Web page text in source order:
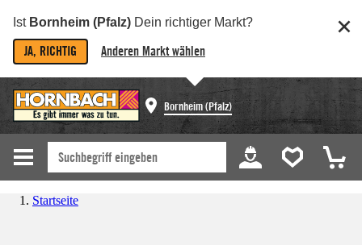
Ist Bornheim (Pfalz) Dein richtiger Markt?
JA, RICHTIG Anderen Markt wählen
Bornheim (Pfalz)
Startseite